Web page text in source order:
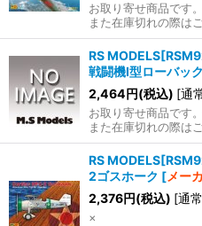
お取り寄せ商品です
また在庫切れの際は
RS
戦闘機I型ローバッ
2,464円(税込) [通
お取り寄せ商品です
また在庫切れの際は
RS
2ゴスホーク [メー
2,376円(税込) [通
×